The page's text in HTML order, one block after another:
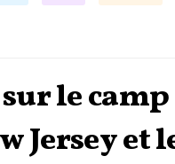
le camp
Jersey et